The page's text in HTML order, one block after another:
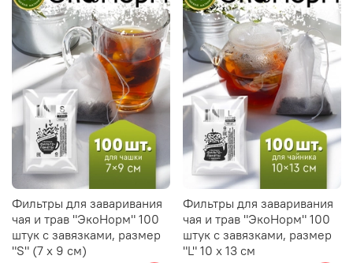
Фильтры для заваривания
чая и трав "ЭкоНорм" 100
штук с завязками, размер
"S" (7 х 9 см)
Фильтры для заваривания
чая и трав "ЭкоНорм" 100
штук с завязками, размер
"L" 10 х 13 см